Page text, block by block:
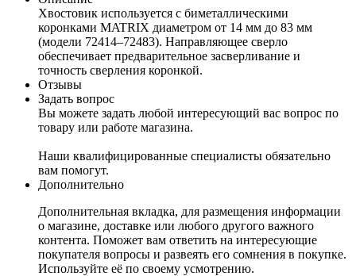
Хвостовик используется с биметаллическими
коронками MATRIX диаметром от 14 мм до 83 мм
(модели 72414–72483). Направляющее сверло
обеспечивает предварительное засверливание и
точность сверления коронкой.
Отзывы
Задать вопрос
Вы можете задать любой интересующий вас вопрос по
товару или работе магазина.
Наши квалифицированные специалисты обязательно
вам помогут.
Дополнительно
Дополнительная вкладка, для размещения информации
о магазине, доставке или любого другого важного
контента. Поможет вам ответить на интересующие
покупателя вопросы и развеять его сомнения в покупке.
Используйте её по своему усмотрению.